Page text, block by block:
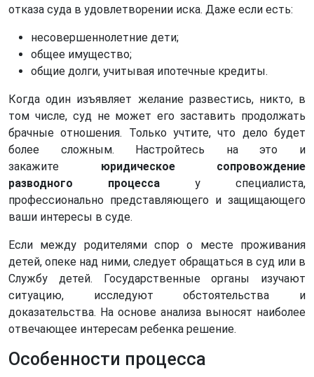
отказа суда в удовлетворении иска. Даже если есть:
несовершеннолетние дети;
общее имущество;
общие долги, учитывая ипотечные кредиты.
Когда один изъявляет желание развестись, никто, в
том числе, суд не может его заставить продолжать
брачные отношения. Только учтите, что дело будет
более сложным. Настройтесь на это и
закажите юридическое сопровождение
разводного процесса у специалиста,
профессионально представляющего и защищающего
ваши интересы в суде.
Если между родителями спор о месте проживания
детей, опеке над ними, следует обращаться в суд или в
Службу детей. Государственные органы изучают
ситуацию, исследуют обстоятельства и
доказательства. На основе анализа выносят наиболее
отвечающее интересам ребенка решение.
Особенности процесса